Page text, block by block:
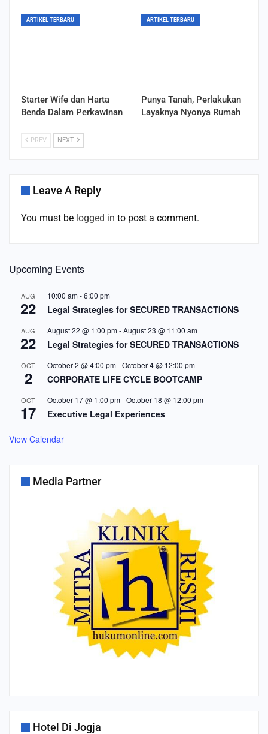
ARTIKEL TERBARU
Starter Wife dan Harta
Benda Dalam Perkawinan
ARTIKEL TERBARU
Punya Tanah, Perlakukan
Layaknya Nyonya Rumah
PREV NEXT
Leave A Reply
You must be logged in to post a comment.
Upcoming Events
AUG
22
10:00 am-6:00 pm
Legal Strategies for SECURED TRANSACTIONS
AUG
22
August 22 @ 1:00 pm-August 23 @ 11:00 am
Legal Strategies for SECURED TRANSACTIONS
OCT
2
October 2 @ 4:00 pm-October 4 @ 12:00 pm
CORPORATE LIFE CYCLE BOOTCAMP
OCT
17
October 17 @ 1:00 pm-October 18 @ 12:00 pm
Executive Legal Experiences
View Calendar
Media Partner
Hotel Di Jogja